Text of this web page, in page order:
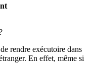
rendre exécutoire dans
En effet, même si